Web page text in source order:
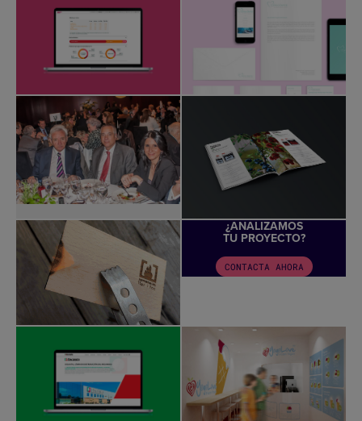
¿ANALIZAMOS
TU PROYECTO?
CONTACTA AHORA